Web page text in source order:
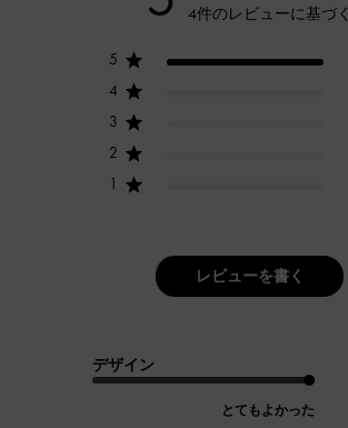
4件のレビューに基づく
5
4
3
2
1
レビューを書く
デザイン
とてもよかった